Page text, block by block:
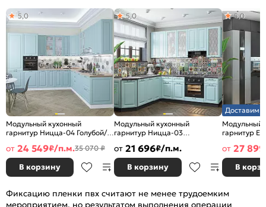
Модульный кухонный
гарнитур Ницца-04 Голубой/
5,0
от 24 549₽/п.м.35 070 ₽
В корзину
Модульный кухонный
гарнитур Ницца-03
2340x1890/2400x600
5,0
от 21 696₽/п.м.
В корзину
Доставим
Модульный
гарнитур
2500x2400/
5,0
от 27 899
В
Фиксацию пленки пвх считают не менее трудоемким
мероприятием, но результатом выполнения операции